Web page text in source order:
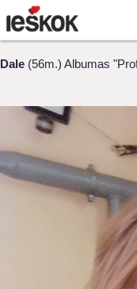
Dale (56m.) Albumas